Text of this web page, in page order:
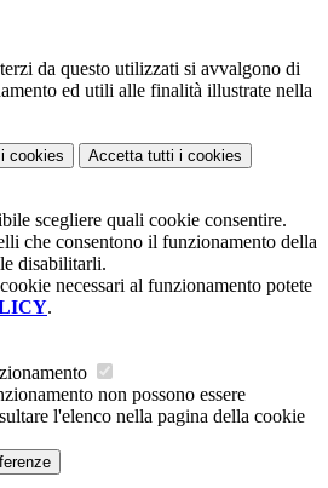
da questo utilizzati si avvalgono di
ed utili alle finalità illustrate nella
i cookies Accetta tutti i cookies
scegliere quali cookie consentire.
che consentono il funzionamento della
disabilitarli.
necessari al funzionamento potete
.
non possono essere
l'elenco nella pagina della cookie